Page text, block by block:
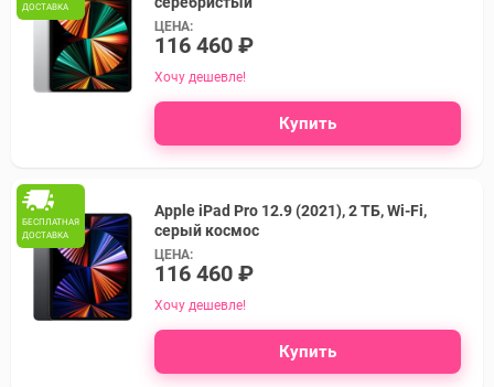
ДОСТАВКА
ЦЕНА:
116 460 ₽
Хочу дешевле!
Купить
БЕСПЛАТНАЯ
ДОСТАВКА
Apple iPad Pro 12.9 (2021), 2 ТБ, Wi-Fi,
серый космос
ЦЕНА:
116 460 ₽
Хочу дешевле!
Купить